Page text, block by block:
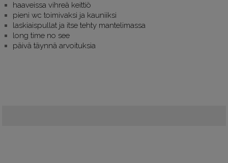
haaveissa vihreä keittiö
pieni wc toimivaksi ja kauniiksi
laskiaispullat ja itse tehty mantelimassa
long time no see
päivä täynnä arvoituksia